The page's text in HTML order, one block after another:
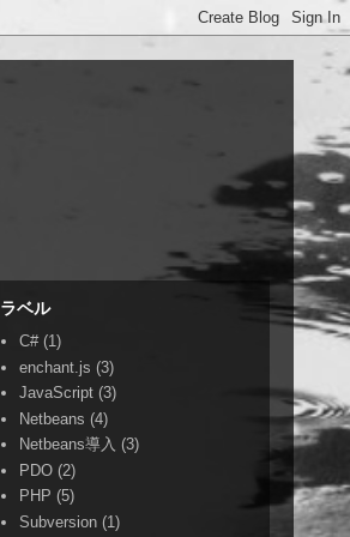
ラベル
C# (1)
enchant.js (3)
JavaScript (3)
Netbeans (4)
Netbeans導入 (3)
PDO (2)
PHP (5)
Subversion (1)